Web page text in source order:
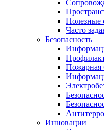
Полезные
Часто
Безопасность
Пожарная
Инновации